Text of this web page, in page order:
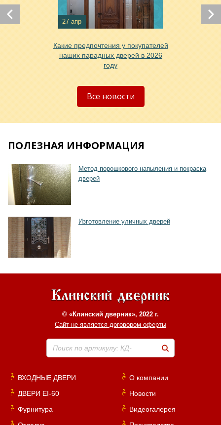
Хочу такую
Хочу такую
27 апр
Какие предпочтения у покупателей
наших парадных дверей в 2026
году
Все новости
ПОЛЕЗНАЯ ИНФОРМАЦИЯ
Метод порошкового напыления и покраска
дверей
Изготовление уличных дверей
© «Клинский дверник», 2022 г.
Сайт не является договором оферты
Поиск по артикулу: КД-
ВХОДНЫЕ ДВЕРИ
ДВЕРИ EI-60
Фурнитура
О компании
Новости
Видеогалерея